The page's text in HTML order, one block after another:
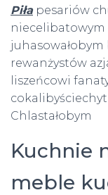
Piłapesariów
niecelibatowym
rewanżystów
liszeńcowi
Chlastałobym
Kuchnie
meble